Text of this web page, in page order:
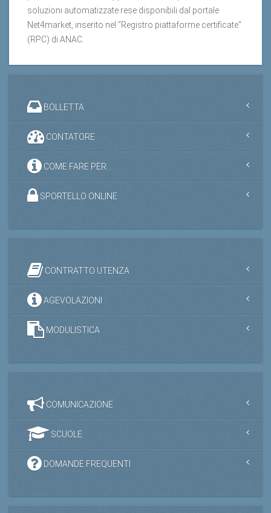
soluzioni automatizzate rese disponibili dal portale
Net4market, inserito nel "Registro piattaforme certificate"
(RPC) di ANAC.
BOLLETTA
CONTATORE
COME FARE PER...
SPORTELLO ONLINE
CONTRATTO UTENZA
AGEVOLAZIONI
MODULISTICA
COMUNICAZIONE
SCUOLE
DOMANDE FREQUENTI